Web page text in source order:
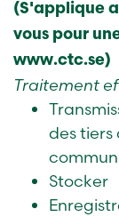
(S'applique
vous pour
www.ctc.se)
Traitement
des
Stocker